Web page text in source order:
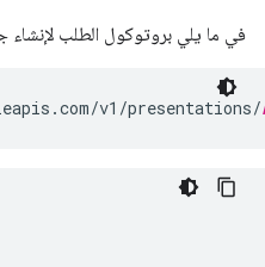
في ما يلي بروتوكول الطلب
v1/presentations/